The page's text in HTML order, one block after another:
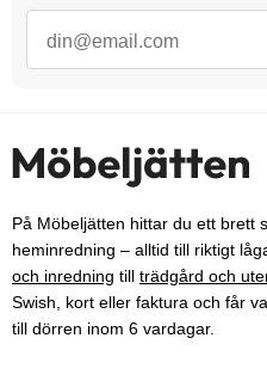
På Möbeljätten hittar du ett brett
heminredning – alltid till riktigt
och inredning till trädgård och
Swish, kort eller faktura och får
till dörren inom 6 vardagar.